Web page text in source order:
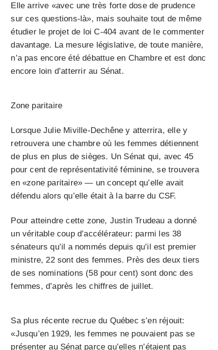
Elle arrive «avec une très forte dose de prudence
sur ces questions-là», mais souhaite tout de même
étudier le projet de loi C-404 avant de le commenter
davantage. La mesure législative, de toute manière,
n’a pas encore été débattue en Chambre et est donc
encore loin d’atterrir au Sénat.
Zone paritaire
Lorsque Julie Miville-Dechêne y atterrira, elle y
retrouvera une chambre où les femmes détiennent
de plus en plus de sièges. Un Sénat qui, avec 45
pour cent de représentativité féminine, se trouvera
en «zone paritaire» — un concept qu’elle avait
défendu alors qu’elle était à la barre du CSF.
Pour atteindre cette zone, Justin Trudeau a donné
un véritable coup d’accélérateur: parmi les 38
sénateurs qu’il a nommés depuis qu’il est premier
ministre, 22 sont des femmes. Près des deux tiers
de ses nominations (58 pour cent) sont donc des
femmes, d’après les chiffres de juillet.
Sa plus récente recrue du Québec s’en réjouit:
«Jusqu’en 1929, les femmes ne pouvaient pas se
présenter au Sénat parce qu’elles n’étaient pas